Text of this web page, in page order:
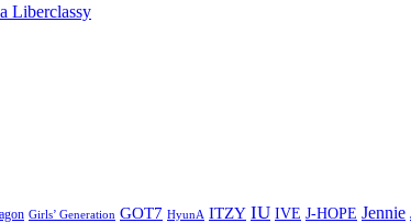
Liberclassy
Girls’ Generation GOT7 HyunA ITZY IU IVE J-HOPE Jennie